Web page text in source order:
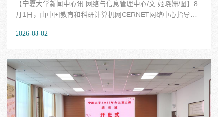
【宁夏大学新闻中心讯 网络与信息管理中心/文 姬晓姗/图】8
月1日，由中国教育和科研计算机网CERNET网络中心指导，
研计算机网CERNET西北及东北地区2026年学术年会”在宁夏
域教育高质量发展新蓝图”为主题，旨在深入贯彻《教育强国建
设规划纲要（2024—2035年）》及国家教育数字化战略行动
部署，抢抓“十五五”开局契机，推动区域高校教育数字化转型
与高质量发展。来自西北、东北地区各高校的信息化建设工作
者、行业专家学者及产业界代表共300余名参会人员，围绕人
工智能赋能、算力基础设施建设、网络安全防护等核心议题，
2026-08-02